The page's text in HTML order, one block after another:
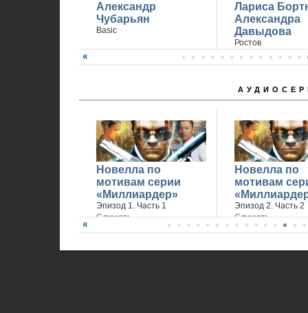
Александр
Чубарьян
Basic
Лариса
Александра
Давыдова
Ростов
Новелла по
мотивам серии
«Миллиардер»
Эпизод 1. Часть 1
Слушать
Новелла по
мотивам
Эпизод 2. Часть 2
Слушать